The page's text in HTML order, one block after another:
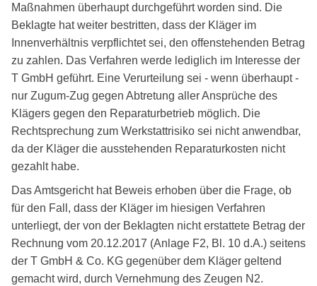
Maßnahmen überhaupt durchgeführt worden sind. Die
Beklagte hat weiter bestritten, dass der Kläger im
Innenverhältnis verpflichtet sei, den offenstehenden Betrag
zu zahlen. Das Verfahren werde lediglich im Interesse der
T GmbH geführt. Eine Verurteilung sei - wenn überhaupt -
nur Zugum-Zug gegen Abtretung aller Ansprüche des
Klägers gegen den Reparaturbetrieb möglich. Die
Rechtsprechung zum Werkstattrisiko sei nicht anwendbar,
da der Kläger die ausstehenden Reparaturkosten nicht
gezahlt habe.
Das Amtsgericht hat Beweis erhoben über die Frage, ob
für den Fall, dass der Kläger im hiesigen Verfahren
unterliegt, der von der Beklagten nicht erstattete Betrag der
Rechnung vom 20.12.2017 (Anlage F2, Bl. 10 d.A.) seitens
der T GmbH & Co. KG gegenüber dem Kläger geltend
gemacht wird, durch Vernehmung des Zeugen N2.